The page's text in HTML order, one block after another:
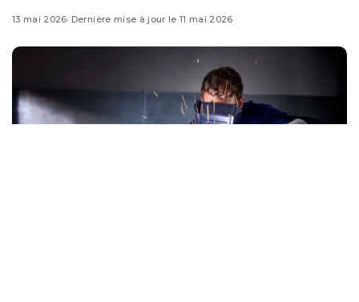
13 mai 2026 Dernière mise à jour le 11 mai 2026